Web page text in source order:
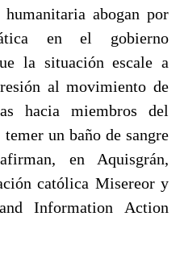
abogan por
en el gobierno
la situación escale a
al movimiento de
hacia miembros del
un baño de sangre
en Aquisgrán,
católica Misereor y
Information Action